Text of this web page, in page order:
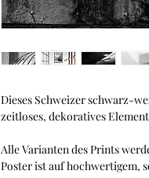
Dieses Schweizer schwarz-
zeitloses, dekoratives
Alle Varianten des Prints
Poster ist auf hochwertigem,